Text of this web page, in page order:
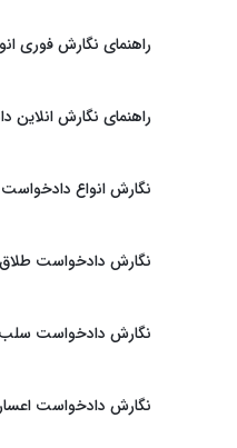
راهنمای نگارش فوری
راهنمای نگارش
نگارش انواع دادخواست
نگارش دادخواست طلاق
نگارش دادخواست
نگارش دادخواست